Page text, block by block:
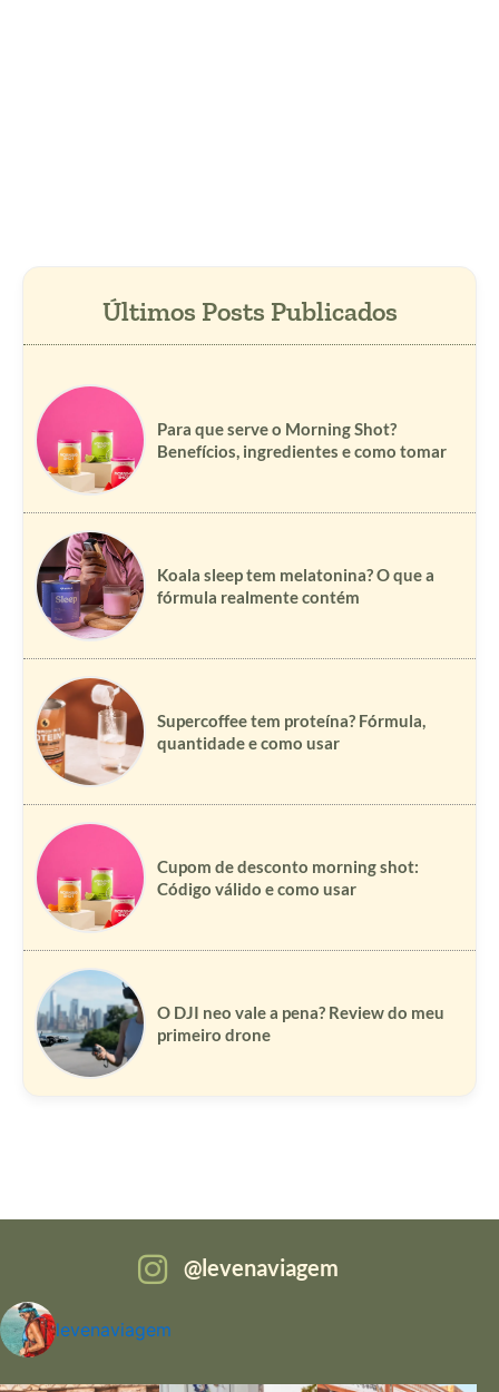
Para que serve o Morning Shot?
Benefícios, ingredientes e como tomar
Koala sleep tem melatonina? O que a
fórmula realmente contém
Supercoffee tem proteína? Fórmula,
quantidade e como usar
Cupom de desconto morning shot:
Código válido e como usar
O DJI neo vale a pena? Review do meu
primeiro drone
levenaviagem
levenaviagem